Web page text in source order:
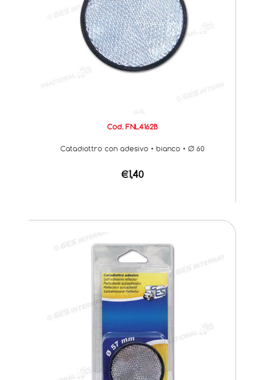
Cod. FNL4162B
Catadiottro con adesivo • bianco • Ø 60
€1,40